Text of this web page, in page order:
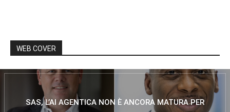
WEB COVER
SAS, L’AI AGENTICA NON È ANCORA MATURA PER